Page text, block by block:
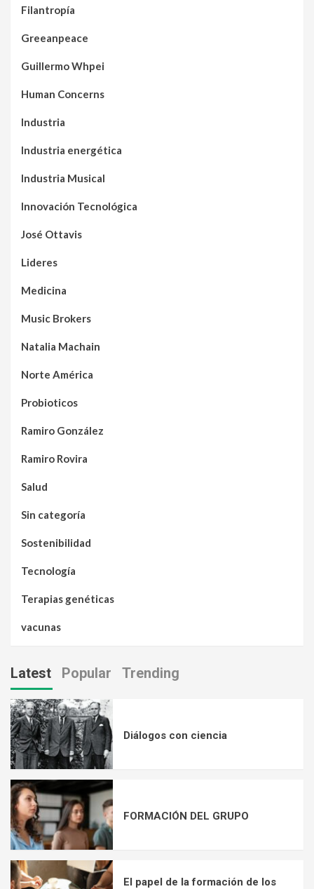
Filantropía
Greeanpeace
Guillermo Whpei
Human Concerns
Industria
Industria energética
Industria Musical
Innovación Tecnológica
José Ottavis
Lideres
Medicina
Music Brokers
Natalia Machain
Norte América
Probioticos
Ramiro González
Ramiro Rovira
Salud
Sin categoría
Sostenibilidad
Tecnología
Terapias genéticas
vacunas
Latest Popular Trending
Diálogos con ciencia
FORMACIÓN DEL GRUPO
El papel de la formación de los